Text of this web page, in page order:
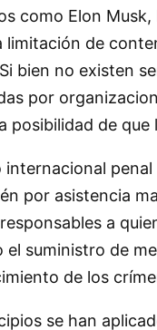
como Elon
limitación de
bien no existen
por
posibilidad de
internacional
por asistencia
a
el suministro de
de los
se han